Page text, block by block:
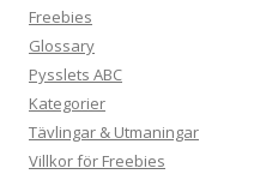
Freebies
Glossary
Pysslets ABC
Kategorier
Tävlingar & Utmaningar
Villkor för Freebies